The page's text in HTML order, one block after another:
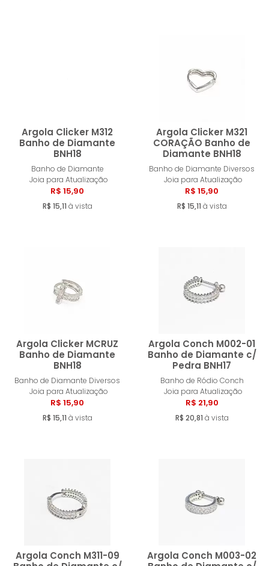
Argola Clicker M312
Banho de Diamante
BNH18
Banho de Diamante
Joia para Atualização
R$ 15,90
R$ 15,11 à vista
Comprar
Argola Clicker M321
CORAÇÃO Banho de
Diamante BNH18
Banho de Diamante Diversos
Joia para Atualização
R$ 15,90
R$ 15,11 à vista
Argola Clicker MCRUZ
Banho de Diamante
BNH18
Banho de Diamante Diversos
Joia para Atualização
R$ 15,90
R$ 15,11 à vista
Comprar
Argola Conch M002-01
Banho de Diamante c/
Pedra BNH17
Banho de Ródio Conch
Joia para Atualização
R$ 21,90
R$ 20,81 à vista
Argola Conch M311-09
Argola Conch M003-02